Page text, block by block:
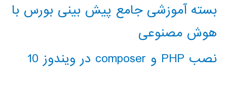
بسته آموزشی جامع پیش بینی بورس با
هوش مصنوعی
نصب PHP و composer در ویندوز 10